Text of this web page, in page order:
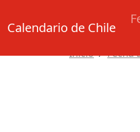
Calendario de Chile
Inicio Fecha